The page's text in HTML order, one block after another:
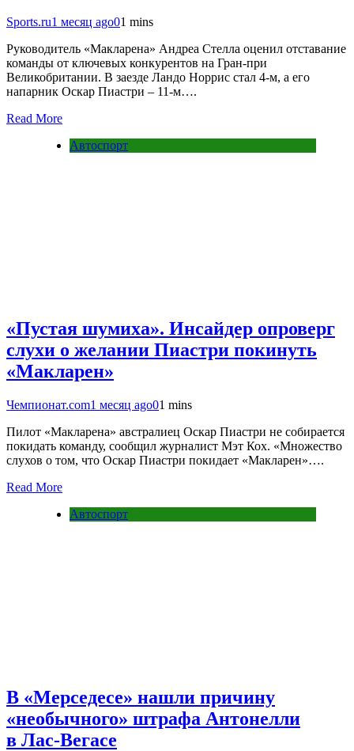
Sports.ru1 месяц ago01 mins
Руководитель «Макларена» Андреа Стелла оценил отставание
команды от ключевых конкурентов на Гран-при
Великобритании. В заезде Ландо Норрис стал 4-м, а его
напарник Оскар Пиастри – 11-м….
Read More
Автоспорт
«Пустая шумиха». Инсайдер опроверг
слухи о желании Пиастри покинуть
«Макларен»
Чемпионат.com1 месяц ago01 mins
Пилот «Макларена» австралиец Оскар Пиастри не собирается
покидать команду, сообщил журналист Мэт Кох. «Множество
слухов о том, что Оскар Пиастри покидает «Макларен»….
Read More
Автоспорт
В «Мерседесе» нашли причину
«необычного» штрафа Антонелли
в Лас-Вегасе